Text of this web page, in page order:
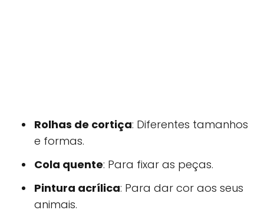
Rolhas de cortiça: Diferentes tamanhos
e formas.
Cola quente: Para fixar as peças.
Pintura acrílica: Para dar cor aos seus
animais.